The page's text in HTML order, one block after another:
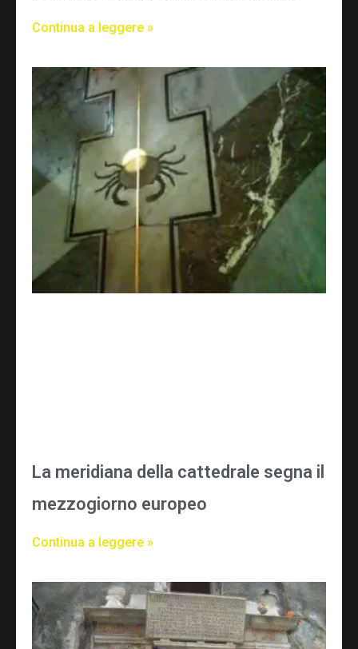
Continua a leggere »
La meridiana della cattedrale segna il
mezzogiorno europeo
Continua a leggere »